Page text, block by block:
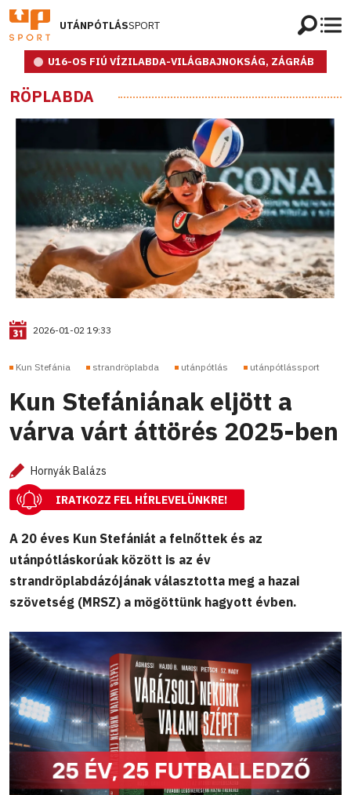
UTÁNPÓTLÁSSPORT
U16-OS FIÚ VÍZILABDA-VILÁGBAJNOKSÁG, ZÁGRÁB
RÖPLABDA
2026-01-02 19:33
Kun Stefánia strandröplabda utánpótlás utánpótlássport
Kun Stefániának eljött a
várva várt áttörés 2025-ben
Hornyák Balázs
IRATKOZZ FEL HÍRLEVELÜNKRE!
A 20 éves Kun Stefániát a felnőttek és az
utánpótláskorúak között is az év
strandröplabdázójának választotta meg a hazai
szövetség (MRSZ) a mögöttünk hagyott évben.